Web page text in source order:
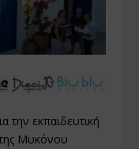
την εκπαιδευτική
της Μυκόνου